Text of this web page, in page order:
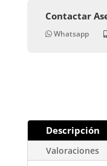
Contactar
Whatsapp
Descripción
Valoraciones